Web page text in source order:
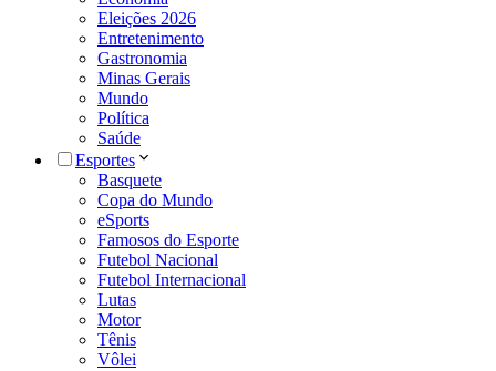
Eleições 2026
Entretenimento
Gastronomia
Minas Gerais
Mundo
Política
Saúde
Esportes
Basquete
Copa do Mundo
eSports
Famosos do Esporte
Futebol Nacional
Futebol Internacional
Lutas
Motor
Tênis
Vôlei